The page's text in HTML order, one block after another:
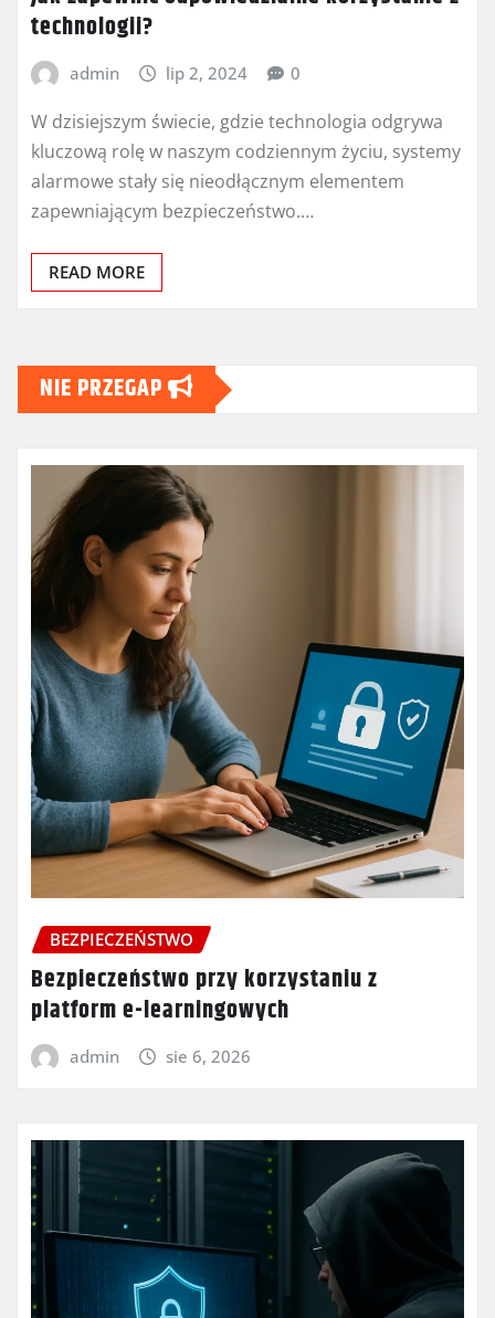
technologii?
admin lip 2, 2024 0
W dzisiejszym świecie, gdzie technologia odgrywa
kluczową rolę w naszym codziennym życiu, systemy
alarmowe stały się nieodłącznym elementem
zapewniającym bezpieczeństwo.…
READ MORE
NIE PRZEGAP
BEZPIECZEŃSTWO
Bezpieczeństwo przy korzystaniu z
platform e-learningowych
admin sie 6, 2026